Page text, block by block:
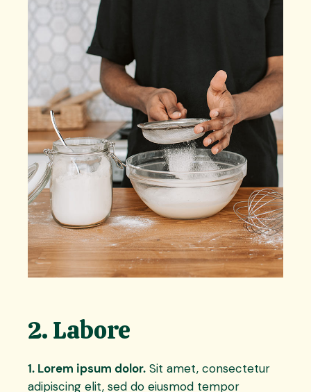
2. Labore
1. Lorem ipsum dolor. Sit amet, consectetur
adipiscing elit, sed do eiusmod tempor